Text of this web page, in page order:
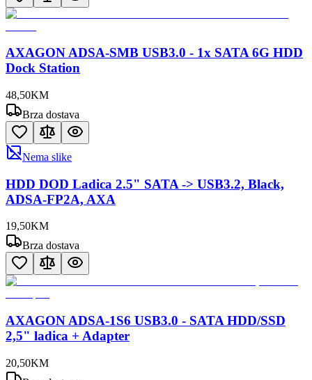
AXAGON ADSA-SMB USB3.0 - 1x SATA 6G HDD
Dock Station
48,50KM
Brza dostava
Nema slike
HDD DOD Ladica 2.5" SATA -> USB3.2, Black,
ADSA-FP2A, AXA
19,50KM
Brza dostava
AXAGON ADSA-1S6 USB3.0 - SATA HDD/SSD
2,5" ladica + Adapter
20,50KM